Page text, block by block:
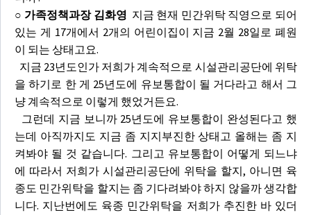
○ 가족정책과장 김화영 지금 현재 민간위탁 직영으로 되어
있는 게 17개에서 2개의 어린이집이 지금 2월 28일로 폐원
이 되는 상태고요.
지금 23년도인가 저희가 계속적으로 시설관리공단에 위탁
을 하기로 한 게 25년도에 유보통합이 될 거다라고 해서 그
냥 계속적으로 이렇게 했었거든요.
그런데 지금 보니까 25년도에 유보통합이 완성된다고 했
는데 아직까지도 지금 좀 지지부진한 상태고 올해는 좀 지
켜봐야 될 것 같습니다. 그리고 유보통합이 어떻게 되느냐
에 따라서 저희가 시설관리공단에 위탁을 할지, 아니면 육
종도 민간위탁을 할지는 좀 기다려봐야 하지 않을까 생각합
니다. 지난번에도 육종 민간위탁을 저희가 추진한 바 있더